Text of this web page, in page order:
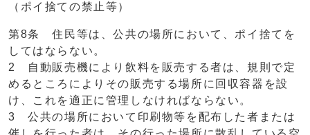
（ポイ捨ての禁止等）
第8条 住民等は、公共の場所において、ポイ捨てを
してはならない。
2 自動販売機により飲料を販売する者は、規則で定
めるところによりその販売する場所に回収容器を設
け、これを適正に管理しなければならない。
3 公共の場所において印刷物等を配布した者または